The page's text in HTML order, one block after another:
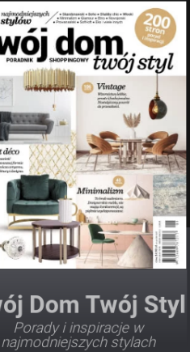
Twój Styl
inspiracje w